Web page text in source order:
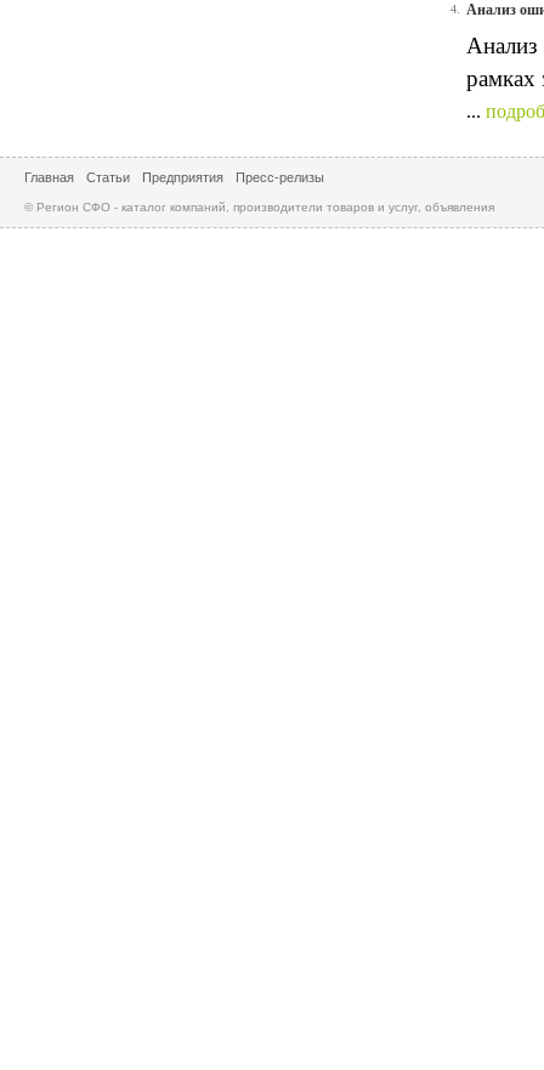
4. Анализ
Анализ
рамках
...
Главная Статьи Предприятия Пресс-релизы
© Регион СФО - каталог компаний, производители товаров и услуг, объявления